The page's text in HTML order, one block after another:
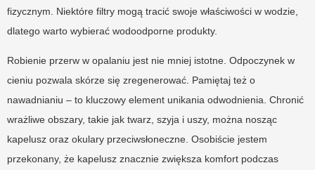
fizycznym. Niektóre filtry mogą tracić swoje właściwości w wodzie,
dlatego warto wybierać wodoodporne produkty.
Robienie przerw w opalaniu jest nie mniej istotne. Odpoczynek w
cieniu pozwala skórze się zregenerować. Pamiętaj też o
nawadnianiu – to kluczowy element unikania odwodnienia. Chronić
wrażliwe obszary, takie jak twarz, szyja i uszy, można nosząc
kapelusz oraz okulary przeciwsłoneczne. Osobiście jestem
przekonany, że kapelusz znacznie zwiększa komfort podczas